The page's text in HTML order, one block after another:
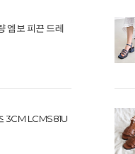
엠보 피끈 드레
3CM LCMS81U